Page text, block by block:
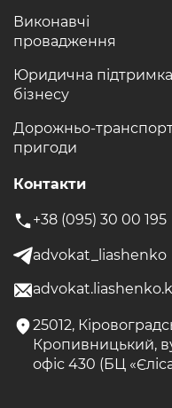
Виконавчі
провадження
Юридична підтримка
бізнесу
Дорожньо-
пригоди
Контакти
+38 (095) 30 00 195
advokat_liashenko
25012,
Кропивницький,
офіс 430 (БЦ